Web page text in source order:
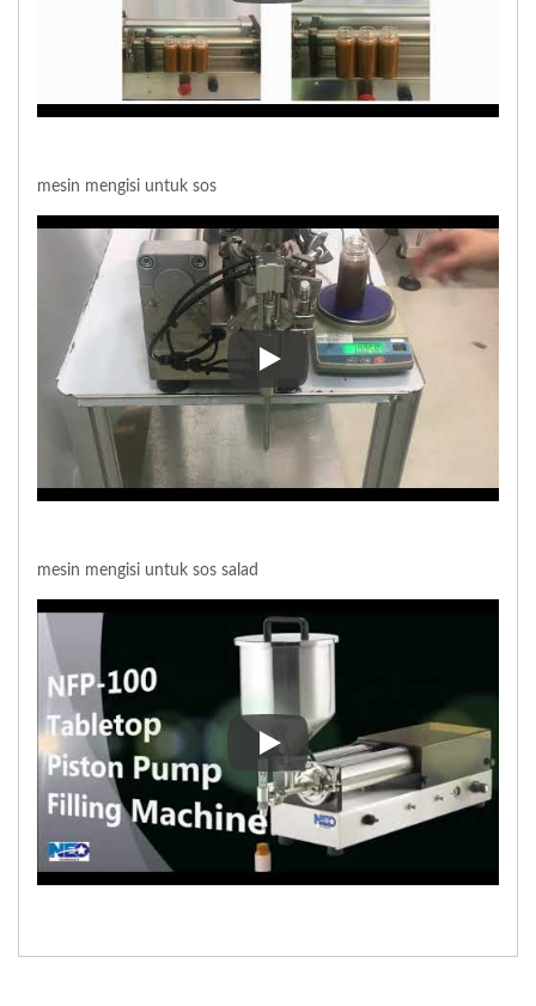
mesin mengisi untuk sos
mesin mengisi untuk sos
mesin mengisi untuk sos salad
mesin mengisi untuk sos salad